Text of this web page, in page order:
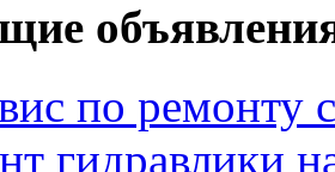
по ремонту
гидравлики